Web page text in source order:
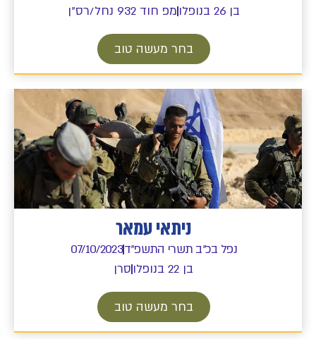
בן 26 בנופלו
מפ חוד 932 נחל/רס"ן
בחר מעשה טוב
ניתאי עמאר
נפל בכ"ב תשרי התשפ"ד07/10/2023
בן 22 בנופלו
סרן
בחר מעשה טוב